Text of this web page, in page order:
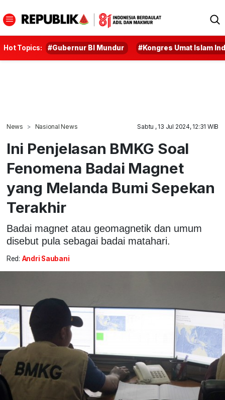
Hot Topics: #Gubernur BI Mundur #Kongres Umat Islam
News Nasional News Sabtu , 13 Jul 2024, 12:31 WIB
Ini Penjelasan BMKG Soal
Fenomena Badai Magnet
yang Melanda Bumi Sepekan
Terakhir
Badai magnet atau geomagnetik dan umum
disebut pula sebagai badai matahari.
Red: Andri Saubani